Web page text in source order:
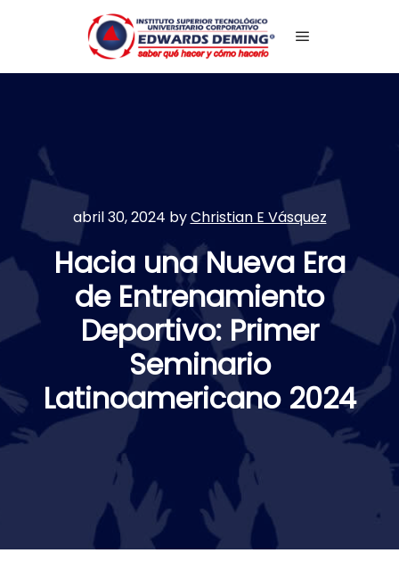
abril 30, 2024 byChristian E Vásquez
Hacia una Nueva Era
de Entrenamiento
Deportivo: Primer
Seminario
Latinoamericano 2024